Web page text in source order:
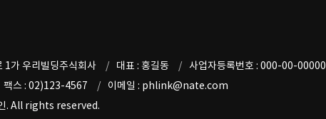
1가 우리빌딩주식회사 대표 : 홍길동
사업자등록번호 : 000-00-00000
팩스 : 02)123-4567
이메일 : phlink@nate.com
. All rights reserved.